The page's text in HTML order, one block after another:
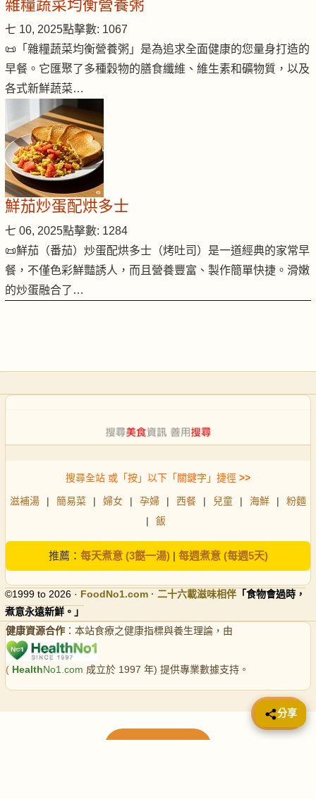
雜糧蔬菜均衡營養粥
七 10, 2025點擊數: 1067
📜「雜糧蔬菜均衡營養粥」是為追求全面健康的您量身打造的
早餐。它匯聚了多種穀物的膳食纖維、維生素和礦物質，以及
各式新鮮蔬菜…
鮮茄炒蛋配烘多士
七 06, 2025點擊數: 1284
📜鮮茄（番茄）炒蛋配烘多士（烤吐司）是一道經典的家常早
餐，不僅色彩鮮豔誘人，而且營養豐富、製作簡單快捷。滑嫩
的炒蛋融合了…
搜尋全站 或「按」以下「關鍵字」捷徑 >>
滋補湯 | 簡易菜 | 婦女 | 孕婦 | 西餐 | 兒童 | 海鮮 |
粉麵
|
飯
推薦： 每天煮意 (3餸一湯)| 每週煮意 (每週5天)
©1999 to 2026 · FoodNo1.com · 二十六載滋味相伴 「食物會過時，
煮意永遠新鮮。」
健康資源合作 ：本站食療之健康指標與養生理論，由
( HealthNo1.com 成立於 1997 年) 提供專業數據支持。
📤 分享
分享